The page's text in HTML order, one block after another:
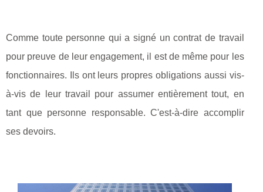
Comme toute personne qui a signé un contrat de travail
pour preuve de leur engagement, il est de même pour les
fonctionnaires. Ils ont leurs propres obligations aussi vis-
à-vis de leur travail pour assumer entièrement tout, en
tant que personne responsable. C'est-à-dire accomplir
ses devoirs.